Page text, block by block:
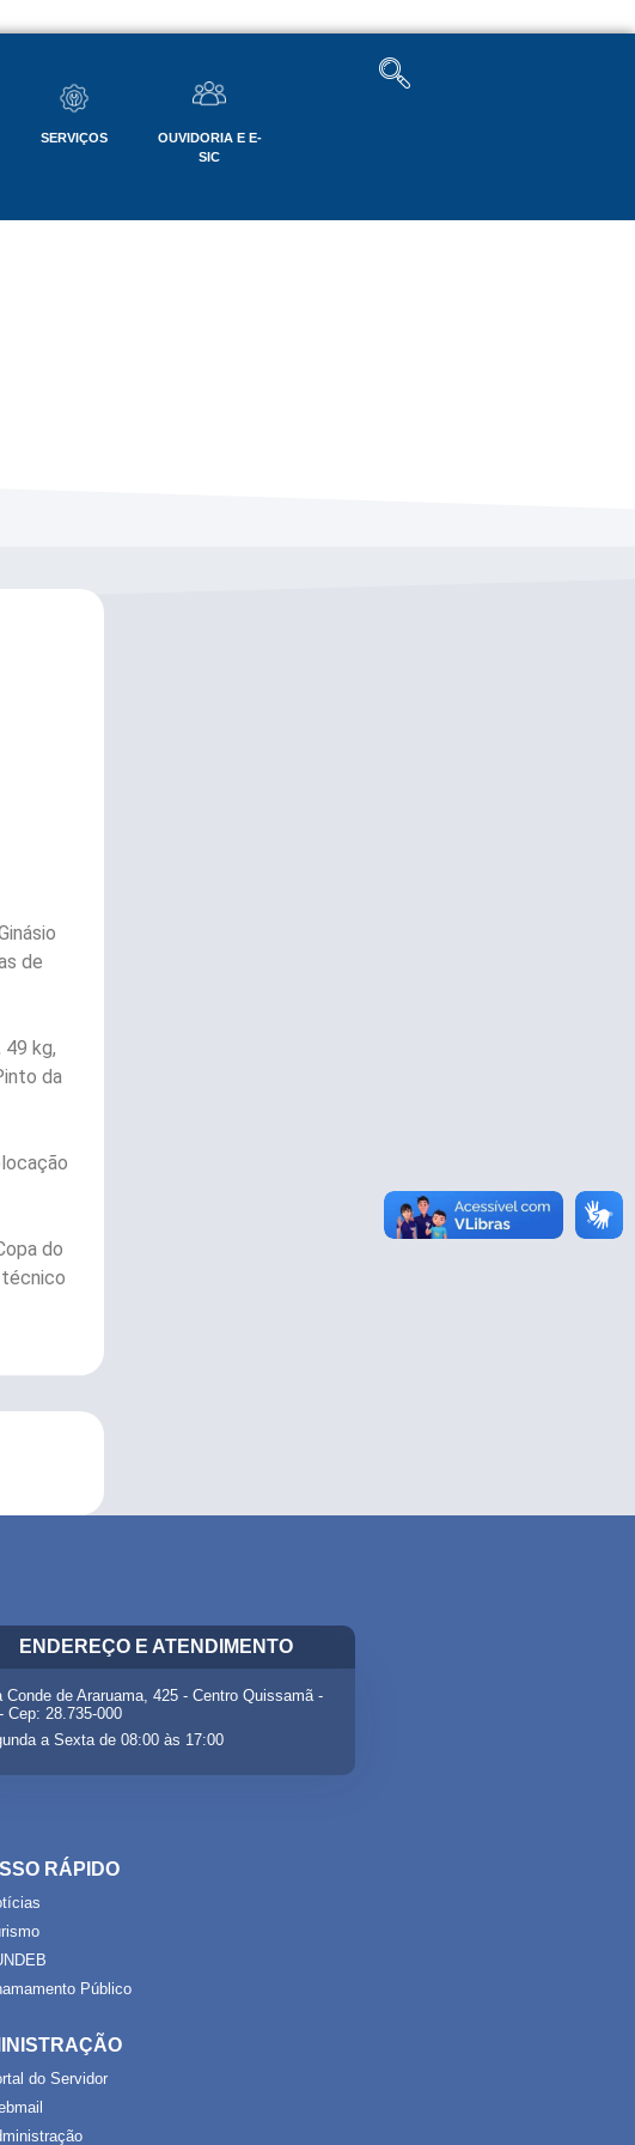
SERVIÇOS
OUVIDORIA E E-
SIC
de
49 kg,
da
do
técnico
ENDEREÇO E ATENDIMENTO
Conde de Araruama, 425 - Centro Quissamã -
Cep: 28.735-000
a Sexta de 08:00 às 17:00
RÁPIDO
Público
do Servidor